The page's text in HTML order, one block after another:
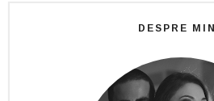
DESPRE